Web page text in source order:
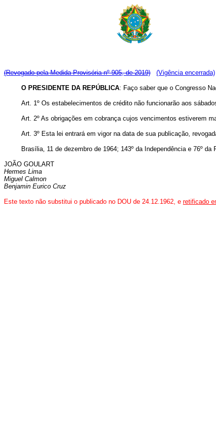
(Revogado pela Medida Provisória nº 905, de 2019) (Vigência encerrada)
O PRESIDENTE DA REPÚBLICA: Faço saber que o Congresso
Art. 1º Os estabelecimentos de crédito não funcionarão aos
Art. 2º As obrigações em cobrança cujos vencimentos estiverem
Art. 3º Esta lei entrará em vigor na data de sua publicação,
Brasília, 11 de dezembro de 1964; 143º da Independência e 76º da
JOÃO GOULART
Hermes Lima
Miguel Calmon
Benjamin Eurico Cruz
Este texto não substitui o publicado no DOU de 24.12.1962, e retificado